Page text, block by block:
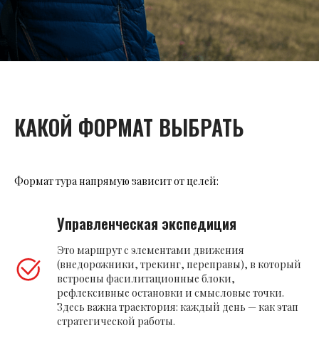
КАКОЙ ФОРМАТ ВЫБРАТЬ
Формат тура напрямую зависит от целей:
Управленческая экспедиция
Это маршрут с элементами движения
(внедорожники, трекинг, переправы), в который
встроены фасилитационные блоки,
рефлексивные остановки и смысловые точки.
Здесь важна траектория: каждый день — как этап
стратегической работы.